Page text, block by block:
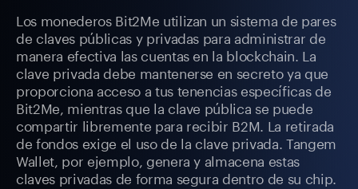
Los monederos Bit2Me utilizan un sistema de pares
de claves públicas y privadas para administrar de
manera efectiva las cuentas en la blockchain. La
clave privada debe mantenerse en secreto ya que
proporciona acceso a tus tenencias específicas de
Bit2Me, mientras que la clave pública se puede
compartir libremente para recibir B2M. La retirada
de fondos exige el uso de la clave privada. Tangem
Wallet, por ejemplo, genera y almacena estas
claves privadas de forma segura dentro de su chip.